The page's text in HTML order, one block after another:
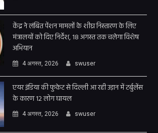
केंद्र ने लंबित पेंशन मामलों के शीघ्र निस्तारण के लिए
मंत्रालयों को दिए निर्देश, 18 अगस्त तक चलेगा विशेष
अभियान
4 अगस्त, 2026 swuser
एयर इंडिया की फुकेट से दिल्ली आ रही उड़ान में टर्बुलेंस
के कारण 12 लोग घायल
4 अगस्त, 2026 swuser